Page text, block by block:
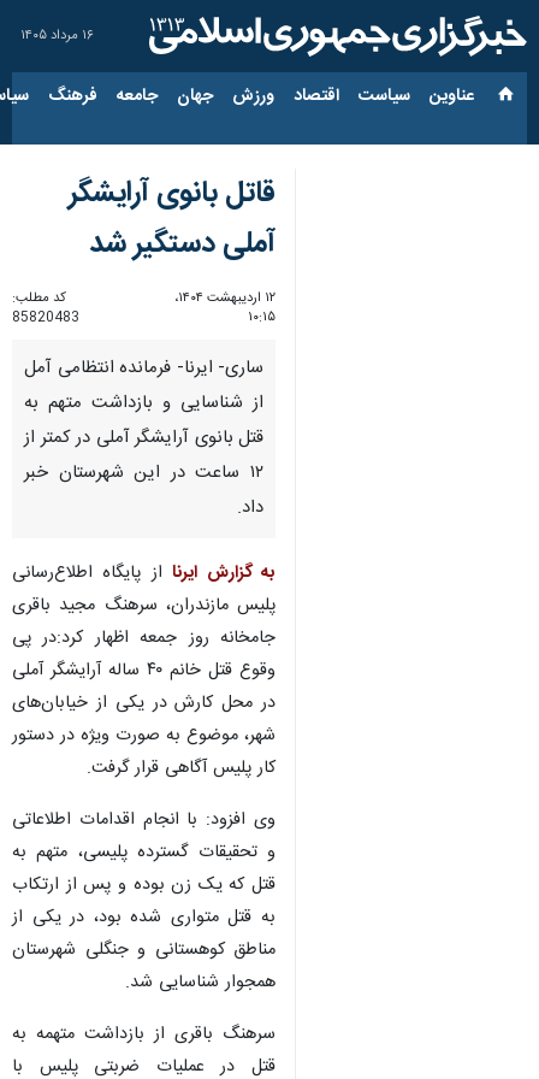
۱۶ مرداد ۱۴۰۵
عناوین‌ سیاست اقتصاد ورزش جهان جامعه فرهنگ
قاتل بانوی آرایشگر
آملی دستگیر شد
۱۲ اردیبهشت ۱۴۰۴،
۱۰:۱۵
کد مطلب:
85820483
ساری- ایرنا- فرمانده انتظامی آمل
از شناسایی و بازداشت متهم به
قتل بانوی آرایشگر آملی در کمتر از
۱۲ ساعت در این شهرستان خبر
داد.
به گزارش ایرنااز پایگاه اطلاع‌رسانی
پلیس مازندران، سرهنگ مجید باقری
جامخانه روز جمعه اظهار کرد:در پی
وقوع قتل خانم ۴۰ ساله آرایشگر آملی
در محل کارش در یکی از خیابان‌های
شهر، موضوع به صورت ویژه در دستور
کار پلیس آگاهی قرار گرفت.
وی افزود: با انجام اقدامات اطلاعاتی
و تحقیقات گسترده پلیسی، متهم به
قتل که یک زن بوده و پس از ارتکاب
به قتل متواری شده بود، در یکی از
مناطق کوهستانی و جنگلی شهرستان
همجوار شناسایی شد.
سرهنگ باقری از بازداشت متهمه به
قتل در عملیات ضربتی پلیس با